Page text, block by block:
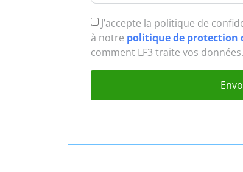
J’accepte la politique de
à notre politique de protection
comment LF3 traite vos données.